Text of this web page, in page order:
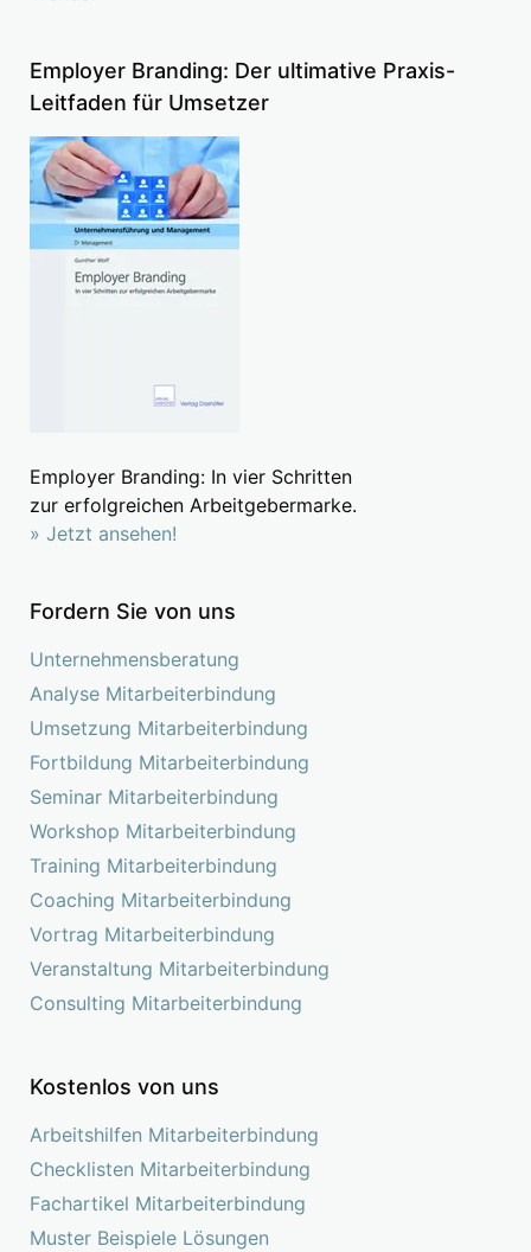
Employer Branding: Der ultimative Praxis-
Leitfaden für Umsetzer
Employer Branding: In vier Schritten
zur erfolgreichen Arbeitgebermarke.
» Jetzt ansehen!
Fordern Sie von uns
Unternehmensberatung
Analyse Mitarbeiterbindung
Umsetzung Mitarbeiterbindung
Fortbildung Mitarbeiterbindung
Seminar Mitarbeiterbindung
Workshop Mitarbeiterbindung
Training Mitarbeiterbindung
Coaching Mitarbeiterbindung
Vortrag Mitarbeiterbindung
Veranstaltung Mitarbeiterbindung
Consulting Mitarbeiterbindung
Kostenlos von uns
Arbeitshilfen Mitarbeiterbindung
Checklisten Mitarbeiterbindung
Fachartikel Mitarbeiterbindung
Muster Beispiele Lösungen